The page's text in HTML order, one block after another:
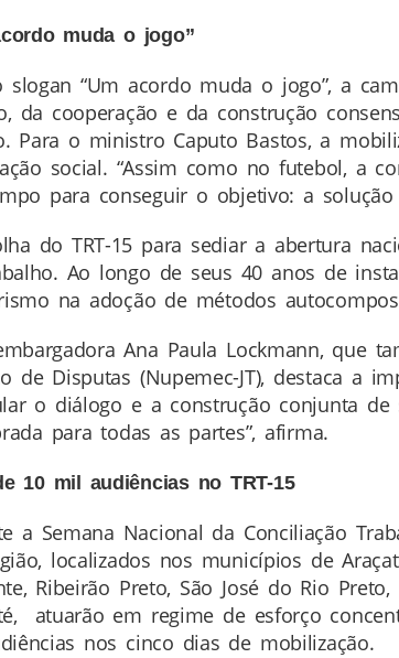
muda o jogo”
slogan “Um acordo muda o jogo”, a
da cooperação e da construção
Para o ministro Caputo Bastos, a
social. “Assim como no futebol, a
para conseguir o objetivo: a
do TRT-15 para sediar a abertura
Ao longo de seus 40 anos de
na adoção de métodos
Ana Paula Lockmann, que
de Disputas (Nupemec-JT), destaca a
o diálogo e a construção conjunta
para todas as partes”, afirma.
10 mil audiências no TRT-15
a Semana Nacional da Conciliação
localizados nos municípios de
Ribeirão Preto, São José do Rio
atuarão em regime de esforço
nos cinco dias de mobilização.